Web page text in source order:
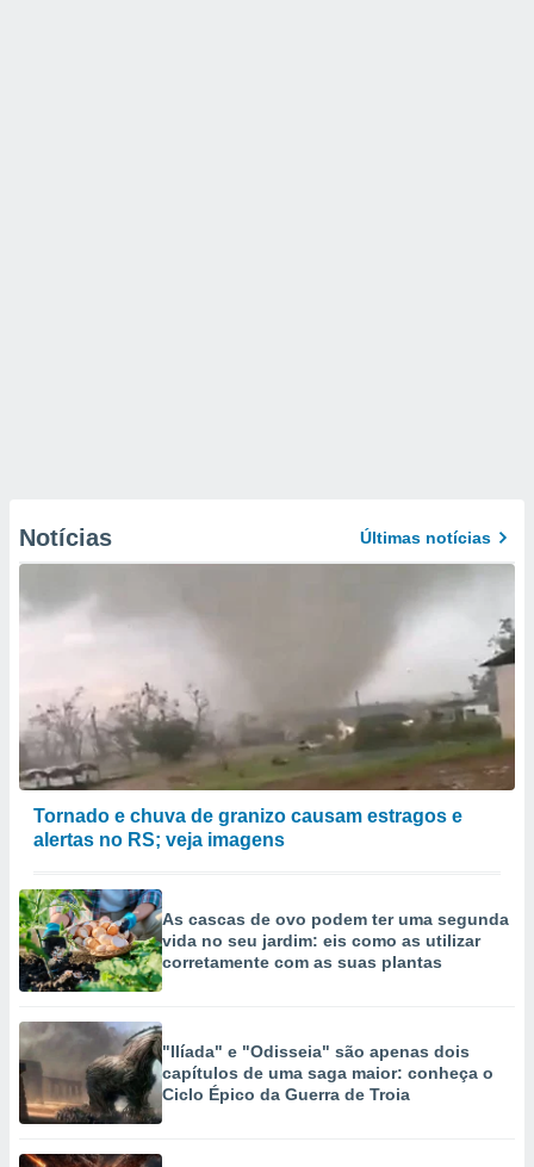
Notícias Últimas notícias
Tornado e chuva de granizo causam estragos e
alertas no RS; veja imagens
As cascas de ovo podem ter uma segunda
vida no seu jardim: eis como as utilizar
corretamente com as suas plantas
"Ilíada" e "Odisseia" são apenas dois
capítulos de uma saga maior: conheça o
Ciclo Épico da Guerra de Troia